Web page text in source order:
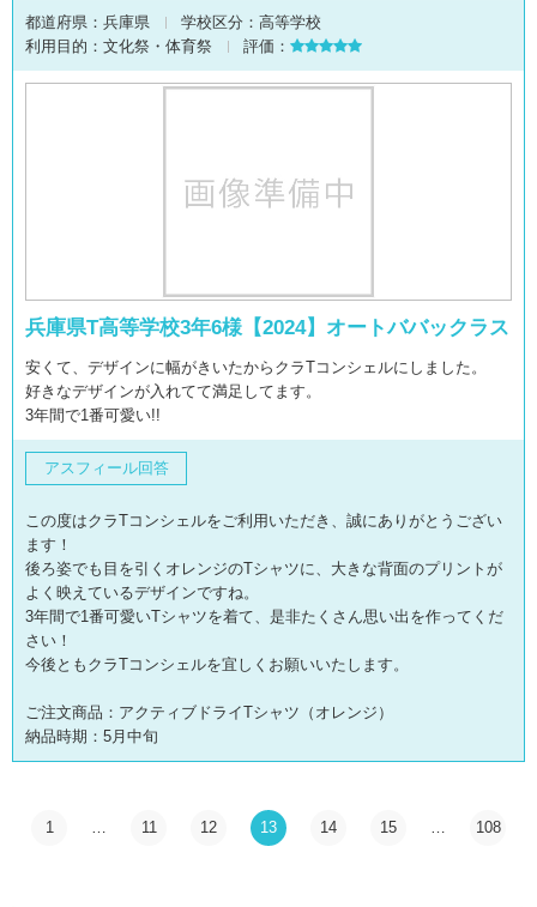
都道府県： 兵庫県 学校区分： 高等学校
利用目的： 文化祭・体育祭 評価：
兵庫県T高等学校3年6様【2024】オートババックラス
安くて、デザインに幅がきいたからクラTコンシェルにしました。
好きなデザインが入れてて満足してます。
3年間で1番可愛い!!
アスフィール回答
この度はクラTコンシェルをご利用いただき、誠にありがとうござい
ます！
後ろ姿でも目を引くオレンジのTシャツに、大きな背面のプリントが
よく映えているデザインですね。
3年間で1番可愛いTシャツを着て、是非たくさん思い出を作ってくだ
さい！
今後ともクラTコンシェルを宜しくお願いいたします。
ご注文商品：アクティブドライTシャツ（オレンジ）
納品時期：5月中旬
1 … 11 12 13 14 15 … 108